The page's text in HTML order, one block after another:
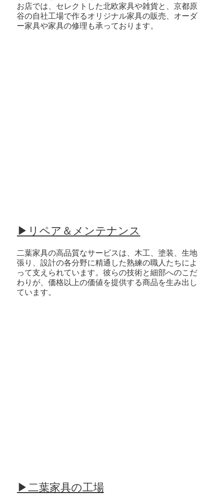
お店では、セレクトした北欧家具や雑貨と、京都原
谷の自社工場で作るオリジナル家具の販売、オーダ
ー家具や家具の修理も承っております。
​▶リペア＆メンテナンス
二葉家具の高品質なサービスは、木工、塗装、生地
張り、設計の各分野に精通した熟練の職人たちによ
って支えられています。彼らの技術と細部へのこだ
わりが、価格以上の価値を提供する商品を生み出し
ています。
▶二葉家具の工場